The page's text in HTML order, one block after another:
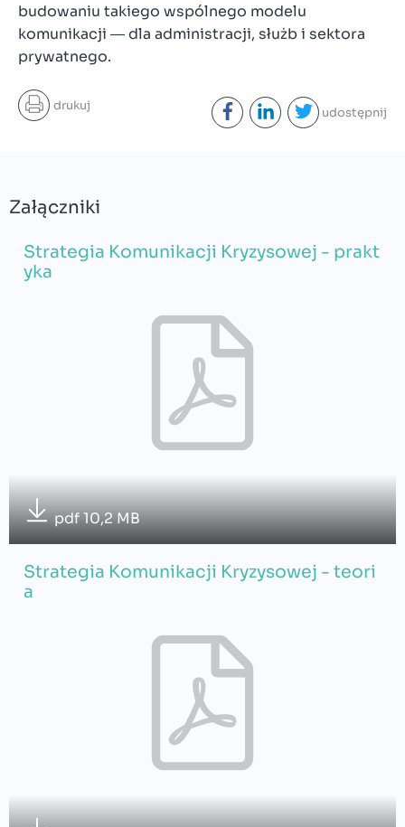
budowaniu takiego wspólnego modelu
komunikacji — dla administracji, służb i sektora
prywatnego.
drukuj udostępnij
Załączniki
Strategia Komunikacji Kryzysowej - prakt
yka
pdf 10,2 MB
Strategia Komunikacji Kryzysowej - teori
a